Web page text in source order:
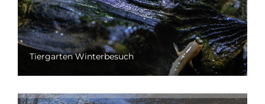
Tiergarten Winterbesuch